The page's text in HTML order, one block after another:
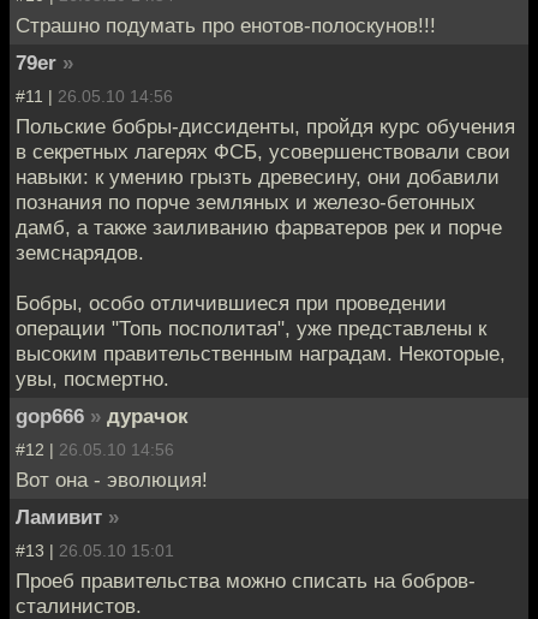
Страшно подумать про енотов-полоскунов!!!
79er »
#11 | 26.05.10 14:56
Польские бобры-диссиденты, пройдя курс обучения
в секретных лагерях ФСБ, усовершенствовали свои
навыки: к умению грызть древесину, они добавили
познания по порче земляных и железо-бетонных
дамб, а также заиливанию фарватеров рек и порче
земснарядов.
Бобры, особо отличившиеся при проведении
операции "Топь посполитая", уже представлены к
высоким правительственным наградам. Некоторые,
увы, посмертно.
gop666 » дурачок
#12 | 26.05.10 14:56
Вот она - эволюция!
Ламивит »
#13 | 26.05.10 15:01
Проеб правительства можно списать на бобров-
сталинистов.